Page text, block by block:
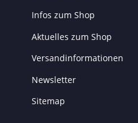
Infos zum Shop
Aktuelles zum Shop
Versandinformationen
Newsletter
Sitemap